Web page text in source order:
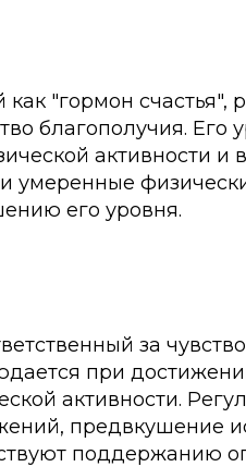
"гормон счастья",
благополучия. Его
активности и
умеренные
его уровня.
за
при
активности.
предвкушение
поддержанию